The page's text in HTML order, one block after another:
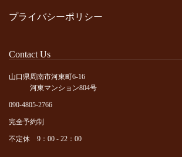
プライバシーポリシー
Contact Us
山口県周南市河東町6-16
河東マンション804号
090-4805-2766
完全予約制
不定休 9：00 - 22：00